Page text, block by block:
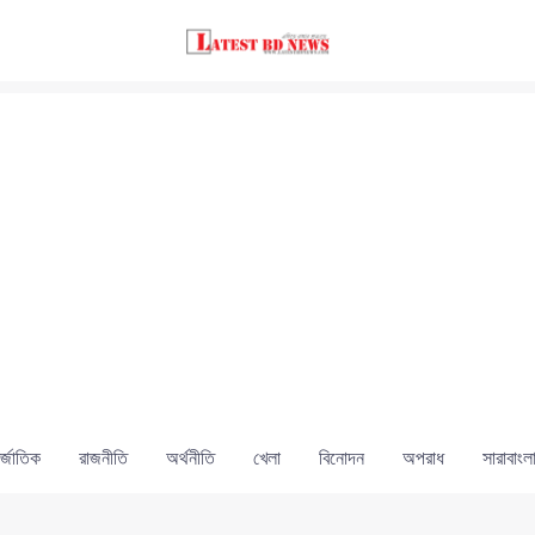
রাজনীতি অর্থনীতি খেলা বিনোদন অপরাধ সারাবাংলা